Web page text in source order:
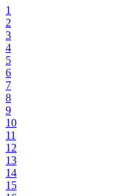
1
2
3
4
5
6
7
8
9
10
11
12
13
14
15